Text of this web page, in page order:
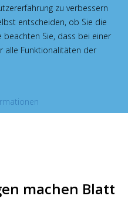
früh oder
und Jasmin Feridani über
machen Blatt
zu verbessern
entscheiden, ob Sie die
Sie, dass bei einer
alle Funktionalitäten der